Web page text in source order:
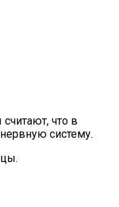
что в
систему.